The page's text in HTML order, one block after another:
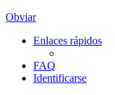
Obviar
Enlaces rápidos
FAQ
Identificarse